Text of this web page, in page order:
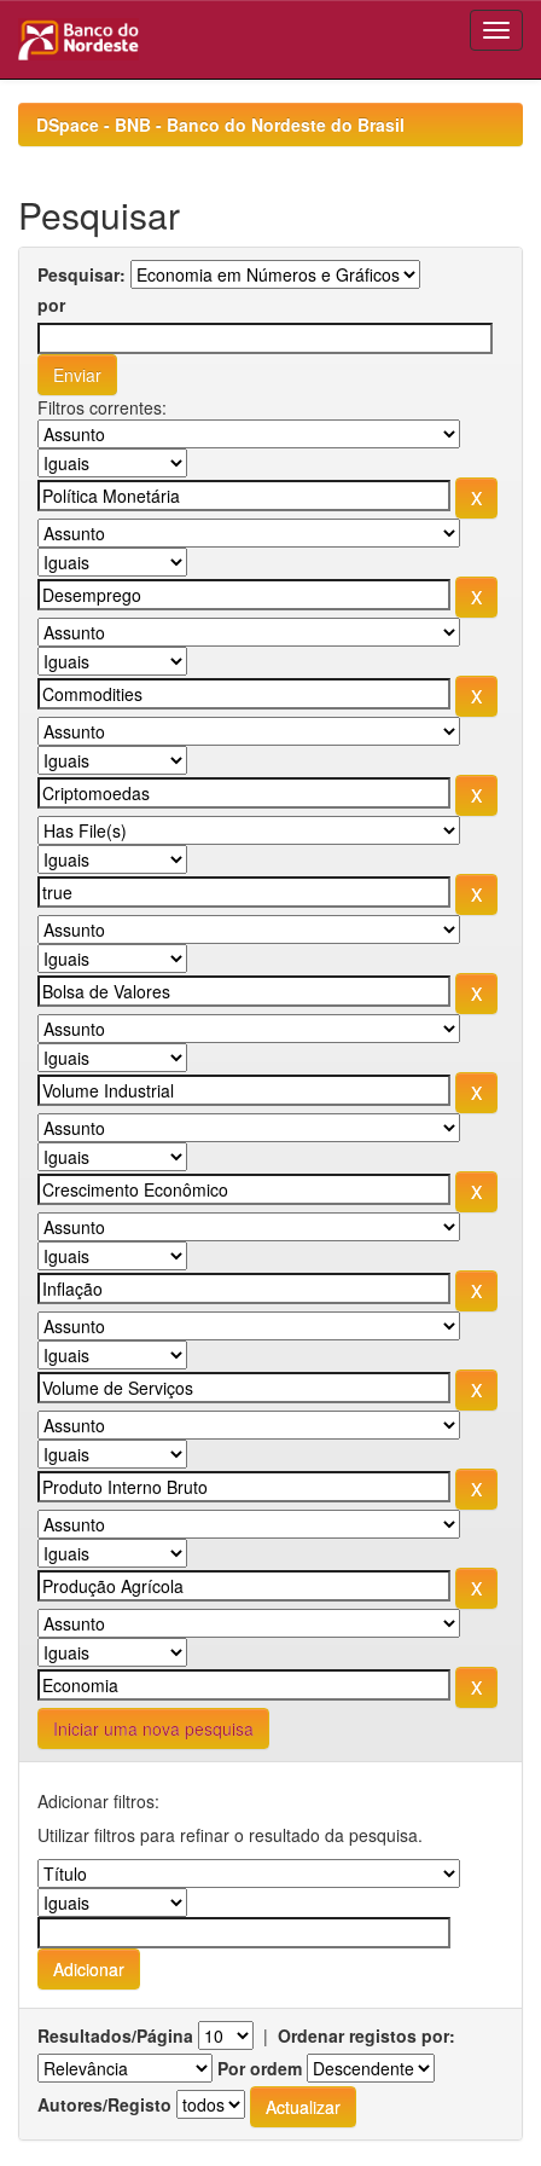
navigationDSpace - BNB - Banco do Nordeste do Brasil
Pesquisar
Pesquisar:
por
Filtros correntes:
Iniciar uma nova pesquisa
Adicionar filtros:
Utilizar filtros para refinar o resultado da pesquisa.
Resultados/Página | Ordenar registos por:
Por ordem
Autores/Registo